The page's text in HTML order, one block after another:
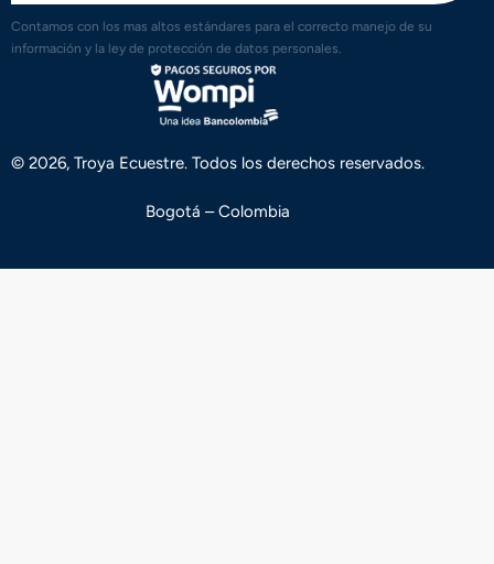
Contamos con los mas altos estándares para el correcto manejo de su
información y la ley de protección de datos personales.
© 2026, Troya Ecuestre. Todos los derechos reservados.
Bogotá – Colombia